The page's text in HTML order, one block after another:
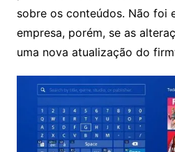
sobre os conteúdos. Não foi
empresa, porém, se as
uma nova atualização do